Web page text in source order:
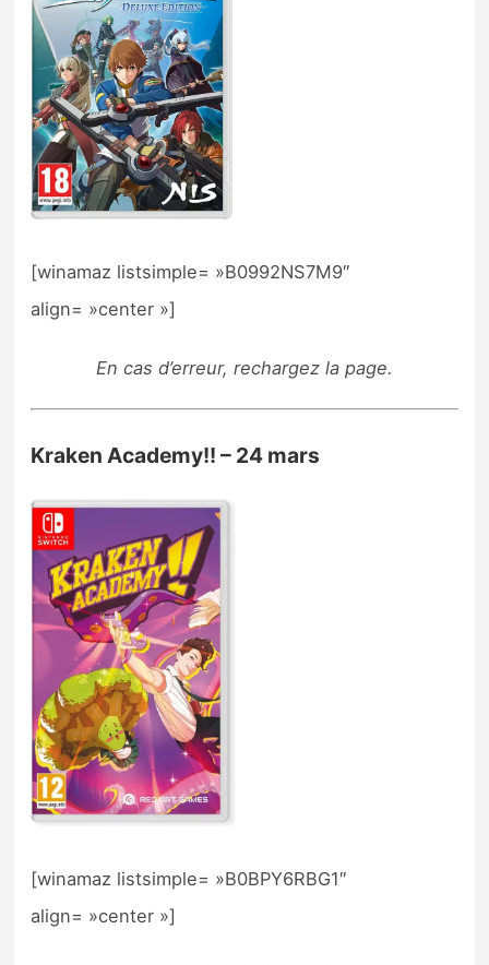
[winamaz listsimple= »B0992NS7M9″
align= »center »]
En cas d’erreur, rechargez la page.
Kraken Academy!! – 24 mars
[winamaz listsimple= »B0BPY6RBG1″
align= »center »]